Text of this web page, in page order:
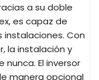
a su doble
es capaz de
Con
la instalación y
El inversor
manera opcional